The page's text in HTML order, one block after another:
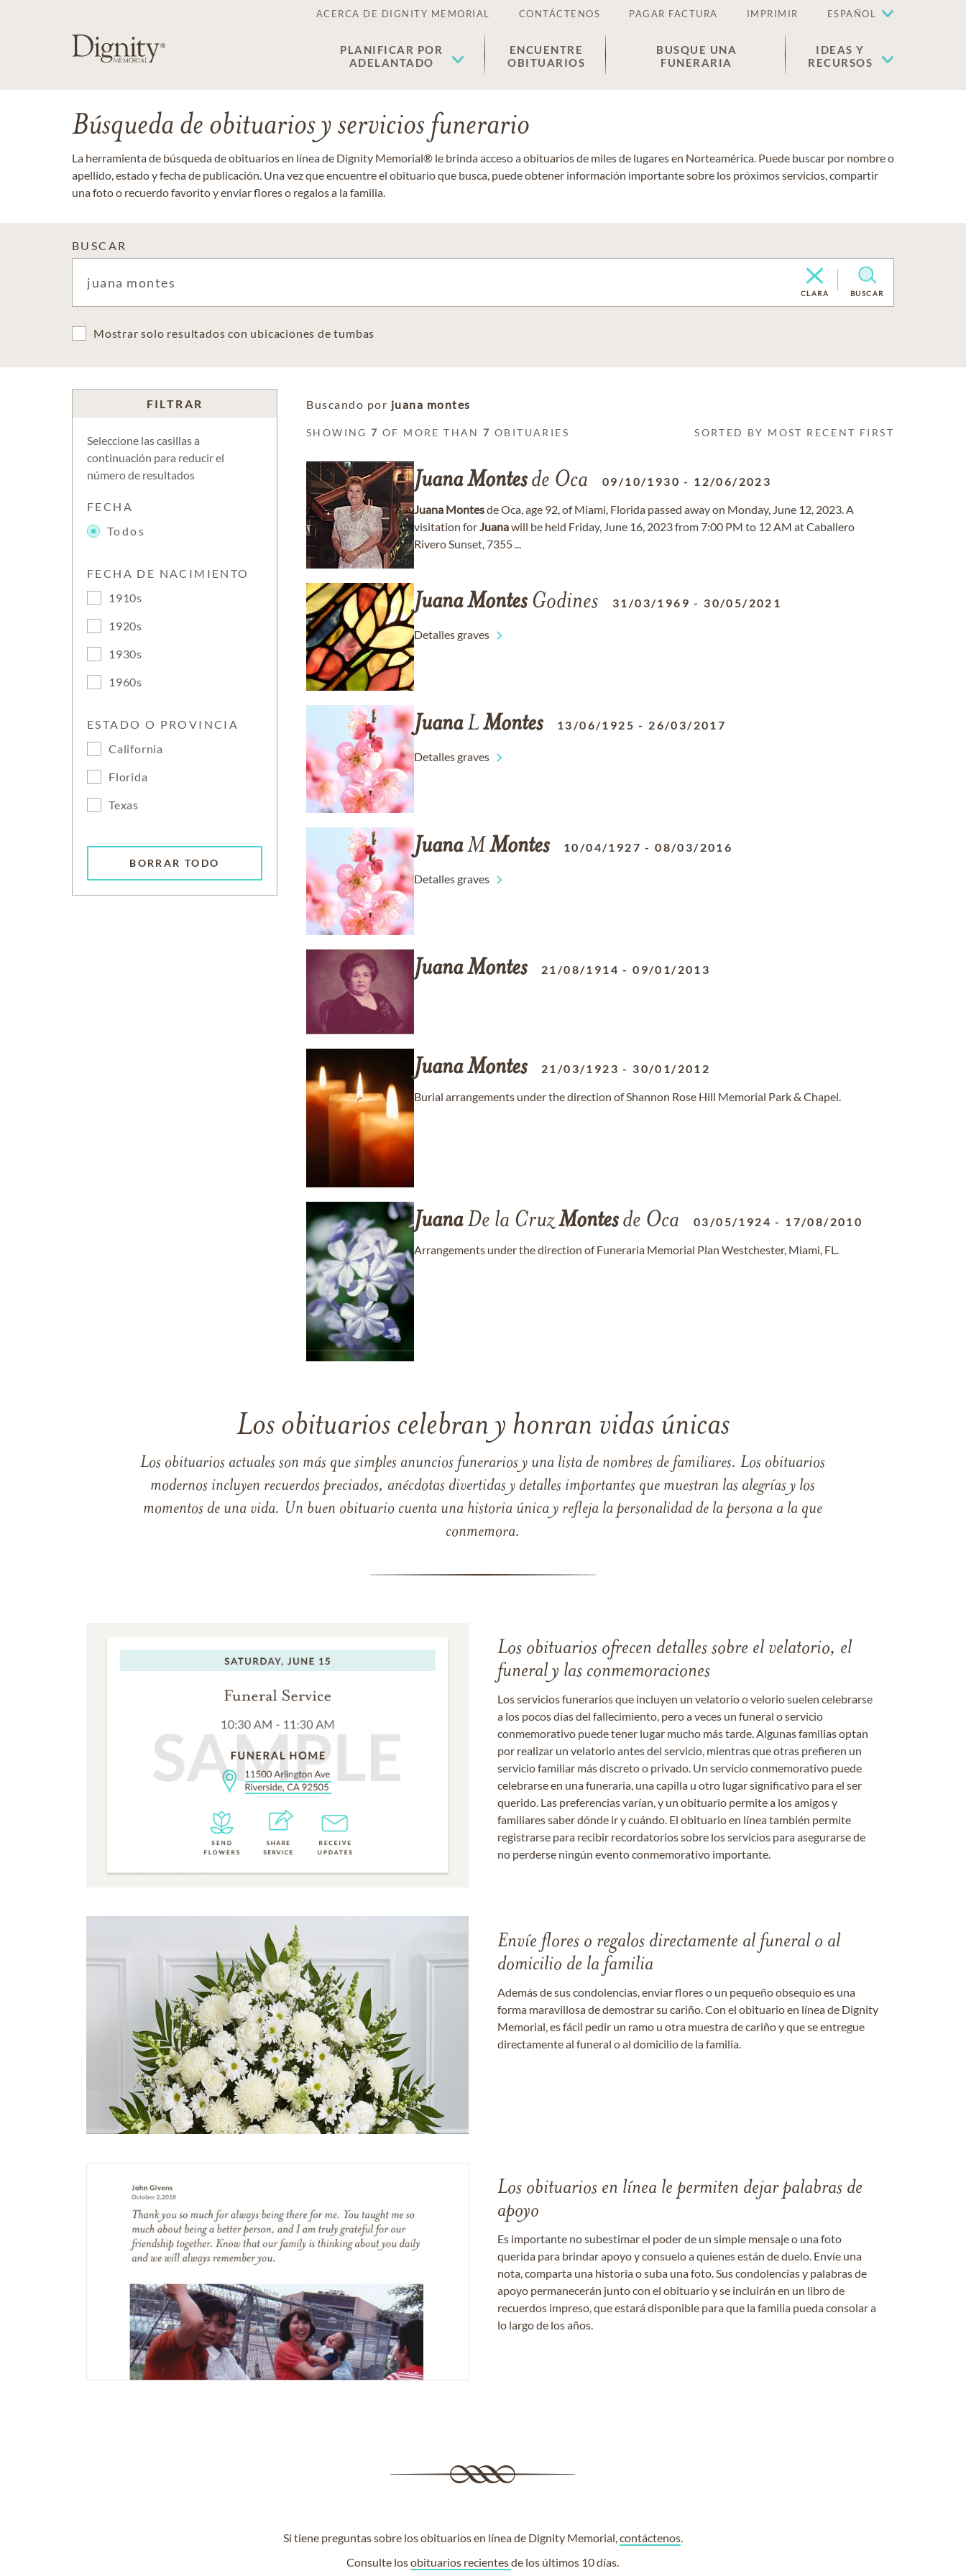
ACERCA DE DIGNITY MEMORIAL CONTÁCTENOS PAGAR FACTURA IMPRIMIR ESPAÑOL
PLANIFICAR POR
ADELANTADO
ENCUENTRE
OBITUARIOS
BUSQUE UNA
FUNERARIA
IDEAS Y
RECURSOS
Búsqueda de obituarios y servicios funerario
La herramienta de búsqueda de obituarios en línea de Dignity Memorial® le brinda acceso a obituarios de miles de lugares en Norteamérica. Puede buscar por nombre o
apellido, estado y fecha de publicación. Una vez que encuentre el obituario que busca, puede obtener información importante sobre los próximos servicios, compartir
una foto o recuerdo favorito y enviar flores o regalos a la familia.
BUSCAR
CLARA BUSCAR
Mostrar solo resultados con ubicaciones de tumbas
FILTRAR
Seleccione las casillas a
continuación para reducir el
número de resultados
FECHA
Todos
FECHA DE NACIMIENTO
1910s
1920s
1930s
1960s
ESTADO O PROVINCIA
California
Florida
Texas
BORRAR TODO
Buscando por juana montes
SHOWING7 OF MORE THAN7 OBITUARIES SORTED BY MOST RECENT FIRST
JuanaMontesde Oca 09/10/1930 - 12/06/2023
Juana Montesde Oca, age 92, of Miami, Florida passed away on Monday, June 12, 2023. A
visitation forJuanawill be held Friday, June 16, 2023 from 7:00 PM to 12 AM at Caballero
Rivero Sunset, 7355 ...
JuanaMontesGodines 31/03/1969 - 30/05/2021
Detalles graves
JuanaLMontes 13/06/1925 - 26/03/2017
Detalles graves
JuanaM Montes 10/04/1927 -08/03/2016
Detalles graves
JuanaMontes 21/08/1914 -09/01/2013
JuanaMontes 21/03/1923 - 30/01/2012
Burial arrangements under the direction of Shannon Rose Hill Memorial Park & Chapel.
JuanaDe la CruzMontesde Oca 03/05/1924 - 17/08/2010
Arrangements under the direction of Funeraria Memorial Plan Westchester, Miami, FL.
Los obituarios celebran y honran vidas únicas
Los obituarios actuales son más que simples anuncios funerarios y una lista de nombres de familiares. Los obituarios
modernos incluyen recuerdos preciados, anécdotas divertidas y detalles importantes que muestran las alegrías y los
momentos de una vida. Un buen obituario cuenta una historia única y refleja la personalidad de la persona a la que
conmemora.
Los obituarios ofrecen detalles sobre el velatorio, el
funeral y las conmemoraciones
Los servicios funerarios que incluyen un velatorio o velorio suelen celebrarse
a los pocos días del fallecimiento, pero a veces un funeral o servicio
conmemorativo puede tener lugar mucho más tarde. Algunas familias optan
por realizar un velatorio antes del servicio, mientras que otras prefieren un
servicio familiar más discreto o privado. Un servicio conmemorativo puede
celebrarse en una funeraria, una capilla u otro lugar significativo para el ser
querido. Las preferencias varían, y un obituario permite a los amigos y
familiares saber dónde ir y cuándo. El obituario en línea también permite
registrarse para recibir recordatorios sobre los servicios para asegurarse de
no perderse ningún evento conmemorativo importante.
Envíe flores o regalos directamente al funeral o al
domicilio de la familia
Además de sus condolencias, enviar flores o un pequeño obsequio es una
forma maravillosa de demostrar su cariño. Con el obituario en línea de Dignity
Memorial, es fácil pedir un ramo u otra muestra de cariño y que se entregue
directamente al funeral o al domicilio de la familia.
Los obituarios en línea le permiten dejar palabras de
apoyo
Es importante no subestimar el poder de un simple mensaje o una foto
querida para brindar apoyo y consuelo a quienes están de duelo. Envíe una
nota, comparta una historia o suba una foto. Sus condolencias y palabras de
apoyo permanecerán junto con el obituario y se incluirán en un libro de
recuerdos impreso, que estará disponible para que la familia pueda consolar a
lo largo de los años.
Si tiene preguntas sobre los obituarios en línea de Dignity Memorial,contáctenos.
Consulte losobituarios recientesde los últimos 10 días.